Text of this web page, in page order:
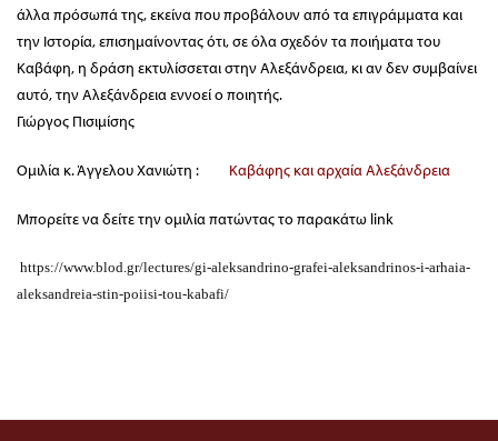
άλλα πρόσωπά της, εκείνα που προβάλουν από τα επιγράμματα και
την Ιστορία, επισημαίνοντας ότι, σε όλα σχεδόν τα ποιήματα του
Καβάφη, η δράση εκτυλίσσεται στην Αλεξάνδρεια, κι αν δεν συμβαίνει
αυτό, την Αλεξάνδρεια εννοεί ο ποιητής.
Γιώργος Πισιμίσης
Ομιλία κ. Άγγελου Χανιώτη : Καβάφης και αρχαία Αλεξάνδρεια
Μπορείτε να δείτε την ομιλία πατώντας το παρακάτω link
https://www.blod.gr/lectures/gi-aleksandrino-grafei-aleksandrinos-i-arhaia-
aleksandreia-stin-poiisi-tou-kabafi/